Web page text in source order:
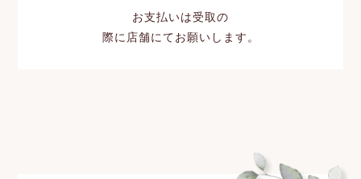
お支払いは受取の
際に店舗にてお願いします。